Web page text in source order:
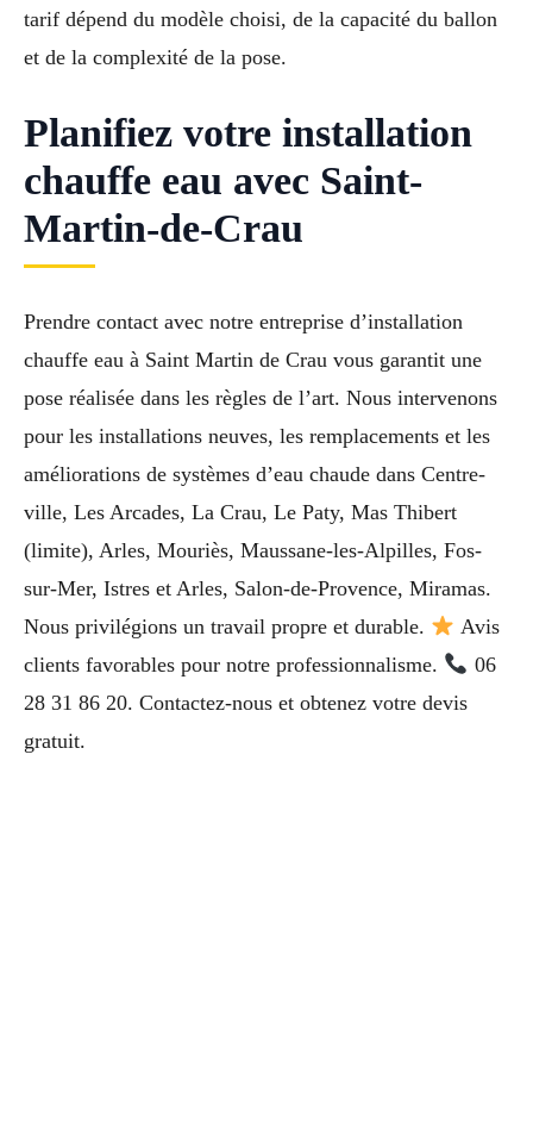
tarif dépend du modèle choisi, de la capacité du ballon
et de la complexité de la pose.
Planifiez votre installation
chauffe eau avec Saint-
Martin-de-Crau
Prendre contact avec notre entreprise d’installation
chauffe eau à Saint Martin de Crau vous garantit une
pose réalisée dans les règles de l’art. Nous intervenons
pour les installations neuves, les remplacements et les
améliorations de systèmes d’eau chaude dans Centre-
ville, Les Arcades, La Crau, Le Paty, Mas Thibert
(limite), Arles, Mouriès, Maussane-les-Alpilles, Fos-
sur-Mer, Istres et Arles, Salon-de-Provence, Miramas.
Nous privilégions un travail propre et durable.
Avis
clients favorables pour notre professionnalisme.
06
28 31 86 20. Contactez-nous et obtenez votre devis
gratuit.